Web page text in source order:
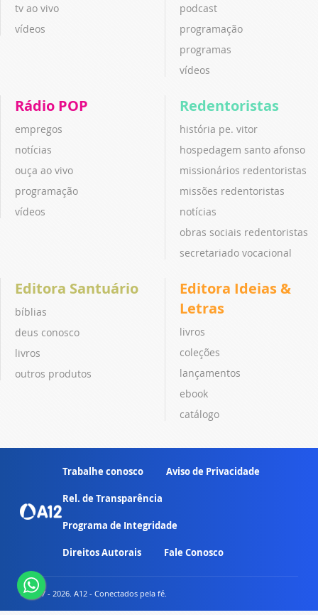
tv ao vivo
vídeos
podcast
programação
programas
vídeos
Rádio POP
empregos
notícias
ouça ao vivo
programação
vídeos
Redentoristas
história pe. vitor
hospedagem santo afonso
missionários redentoristas
missões redentoristas
notícias
obras sociais redentoristas
secretariado vocacional
Editora Santuário
bíblias
deus conosco
livros
outros produtos
Editora Ideias &
Letras
livros
coleções
lançamentos
ebook
catálogo
Trabalhe conosco Aviso de Privacidade
Rel. de Transparência
Programa de Integridade
Direitos Autorais Fale Conosco
© 2007 - 2026. A12 - Conectados pela fé.